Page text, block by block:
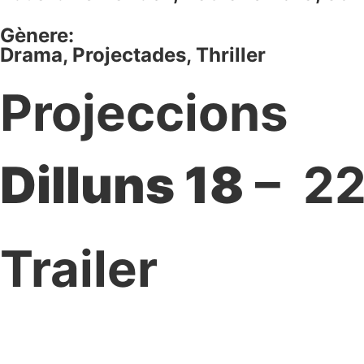
Gènere:
Drama, Projectades, Thriller
Projeccions
Dilluns 18 –
Trailer